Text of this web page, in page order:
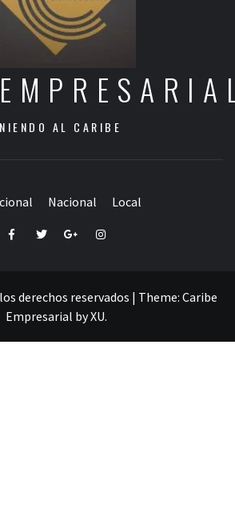
AL CARIBE
Nacional Local
FacebookTwitterGoogle+Instagram
derechos reservados | Theme: Caribe
Empresarial byXU.